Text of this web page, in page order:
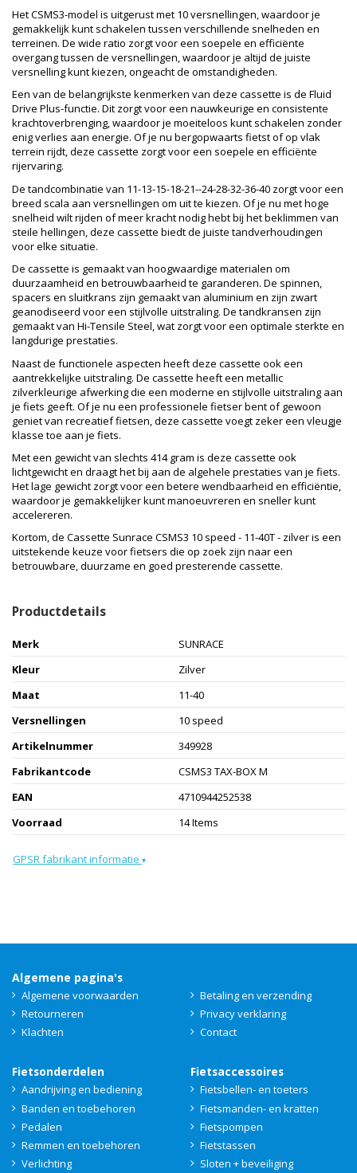
Het CSMS3-model is uitgerust met 10 versnellingen, waardoor je
gemakkelijk kunt schakelen tussen verschillende snelheden en
terreinen. De wide ratio zorgt voor een soepele en efficiënte
overgang tussen de versnellingen, waardoor je altijd de juiste
versnelling kunt kiezen, ongeacht de omstandigheden.
Een van de belangrijkste kenmerken van deze cassette is de Fluid
Drive Plus-functie. Dit zorgt voor een nauwkeurige en consistente
krachtoverbrenging, waardoor je moeiteloos kunt schakelen zonder
enig verlies aan energie. Of je nu bergopwaarts fietst of op vlak
terrein rijdt, deze cassette zorgt voor een soepele en efficiënte
rijervaring.
De tandcombinatie van 11-13-15-18-21--24-28-32-36-40 zorgt voor een
breed scala aan versnellingen om uit te kiezen. Of je nu met hoge
snelheid wilt rijden of meer kracht nodig hebt bij het beklimmen van
steile hellingen, deze cassette biedt de juiste tandverhoudingen
voor elke situatie.
De cassette is gemaakt van hoogwaardige materialen om
duurzaamheid en betrouwbaarheid te garanderen. De spinnen,
spacers en sluitkrans zijn gemaakt van aluminium en zijn zwart
geanodiseerd voor een stijlvolle uitstraling. De tandkransen zijn
gemaakt van Hi-Tensile Steel, wat zorgt voor een optimale sterkte en
langdurige prestaties.
Naast de functionele aspecten heeft deze cassette ook een
aantrekkelijke uitstraling. De cassette heeft een metallic
zilverkleurige afwerking die een moderne en stijlvolle uitstraling aan
je fiets geeft. Of je nu een professionele fietser bent of gewoon
geniet van recreatief fietsen, deze cassette voegt zeker een vleugje
klasse toe aan je fiets.
Met een gewicht van slechts 414 gram is deze cassette ook
lichtgewicht en draagt het bij aan de algehele prestaties van je fiets.
Het lage gewicht zorgt voor een betere wendbaarheid en efficiëntie,
waardoor je gemakkelijker kunt manoeuvreren en sneller kunt
accelereren.
Kortom, de Cassette Sunrace CSMS3 10 speed - 11-40T - zilver is een
uitstekende keuze voor fietsers die op zoek zijn naar een
betrouwbare, duurzame en goed presterende cassette.
Productdetails
Merk
SUNRACE
Kleur
Zilver
Maat
11-40
Versnellingen
10 speed
Artikelnummer
349928
Fabrikantcode
CSMS3 TAX-BOX M
EAN
4710944252538
Voorraad
14 Items
GPSR fabrikant informatie ▾
Algemene pagina's
Algemene voorwaarden
Betaling en verzending
Retourneren
Privacy verklaring
Klachten
Contact
Fietsonderdelen
Aandrijving en bediening
Banden en toebehoren
Pedalen
Remmen en toebehoren
Verlichting
Fietsaccessoires
Fietsbellen- en toeters
Fietsmanden- en kratten
Fietspompen
Fietstassen
Sloten + beveiliging